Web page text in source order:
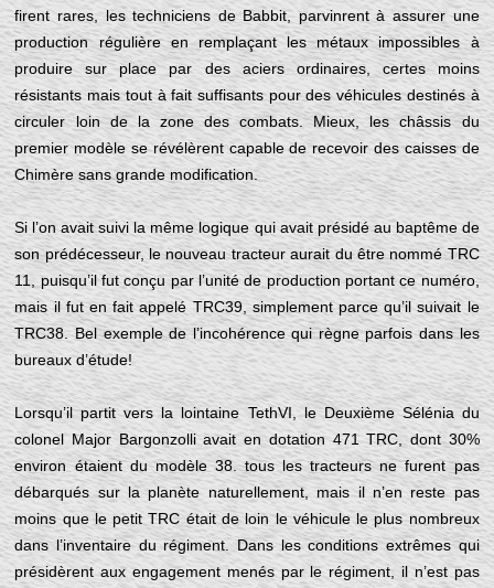
firent rares, les techniciens de Babbit, parvinrent à assurer une
production régulière en remplaçant les métaux impossibles à
produire sur place par des aciers ordinaires, certes moins
résistants mais tout à fait suffisants pour des véhicules destinés à
circuler loin de la zone des combats. Mieux, les châssis du
premier modèle se révélèrent capable de recevoir des caisses de
Chimère sans grande modification.
Si l’on avait suivi la même logique qui avait présidé au baptême de
son prédécesseur, le nouveau tracteur aurait du être nommé TRC
11, puisqu’il fut conçu par l’unité de production portant ce numéro,
mais il fut en fait appelé TRC39, simplement parce qu’il suivait le
TRC38. Bel exemple de l’incohérence qui règne parfois dans les
bureaux d’étude!
Lorsqu’il partit vers la lointaine TethVI, le Deuxième Sélénia du
colonel Major Bargonzolli avait en dotation 471 TRC, dont 30%
environ étaient du modèle 38. tous les tracteurs ne furent pas
débarqués sur la planète naturellement, mais il n’en reste pas
moins que le petit TRC était de loin le véhicule le plus nombreux
dans l’inventaire du régiment. Dans les conditions extrêmes qui
présidèrent aux engagement menés par le régiment, il n’est pas